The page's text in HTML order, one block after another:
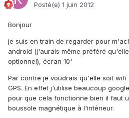
Posté(e) 1 juin 2012
Bonjour
je suis en train de regarder pour
android (j'aurais même préféré
optionnel), écran 10'
Par contre je voudrais qu'elle soit
GPS. En effet j'utilise beaucoup
pour que cela fonctionne bien il faut
boussole magnétique à l'intérieur.